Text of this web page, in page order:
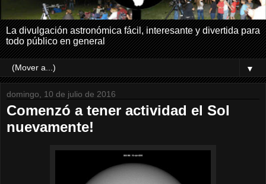
La divulgación astronómica fácil, interesante y divertida para
todo público en general
▼
domingo, 10 de julio de 2016
Comenzó a tener actividad el Sol
nuevamente!